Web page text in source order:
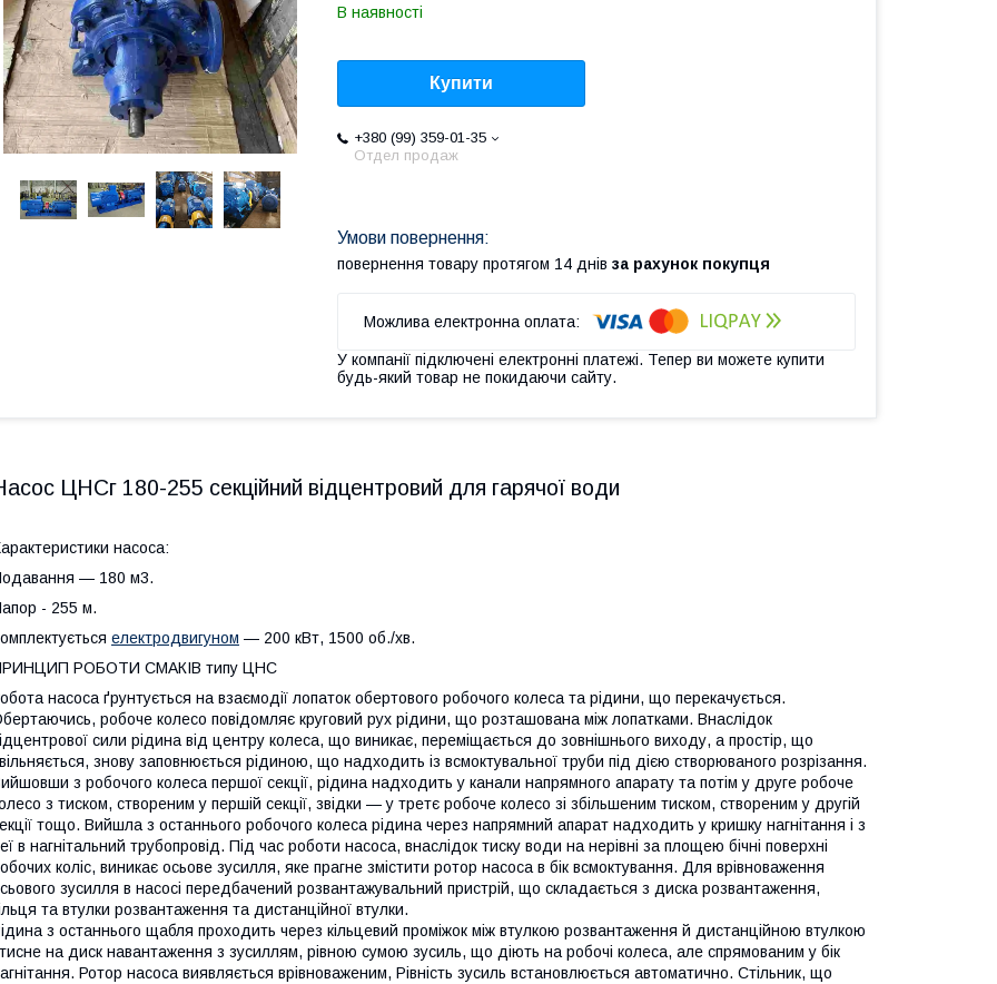
В наявності
Купити
+380 (99) 359-01-35
Отдел продаж
повернення товару протягом 14 днів за рахунок покупця
У компанії підключені електронні платежі. Тепер ви можете купити
будь-який товар не покидаючи сайту.
ЦНСг 180-255 секційний відцентровий для гарячої води
насоса:
— 180 м3.
- 255 м.
електродвигуном — 200 кВт, 1500 об./хв.
РОБОТИ СМАКІВ типу ЦНС
насоса ґрунтується на взаємодії лопаток обертового робочого колеса та рідини, що перекачується.
робоче колесо повідомляє круговий рух рідини, що розташована між лопатками. Внаслідок
сили рідина від центру колеса, що виникає, переміщається до зовнішнього виходу, а простір, що
знову заповнюється рідиною, що надходить із всмоктувальної труби під дією створюваного розрізання.
з робочого колеса першої секції, рідина надходить у канали напрямного апарату та потім у друге робоче
з тиском, створеним у першій секції, звідки — у третє робоче колесо зі збільшеним тиском, створеним у другій
тощо. Вийшла з останнього робочого колеса рідина через напрямний апарат надходить у кришку нагнітання і з
в нагнітальний трубопровід. Під час роботи насоса, внаслідок тиску води на нерівні за площею бічні поверхні
коліс, виникає осьове зусилля, яке прагне змістити ротор насоса в бік всмоктування. Для врівноваження
зусилля в насосі передбачений розвантажувальний пристрій, що складається з диска розвантаження,
та втулки розвантаження та дистанційної втулки.
з останнього щабля проходить через кільцевий проміжок між втулкою розвантаження й дистанційною втулкою
тисне на диск навантаження з зусиллям, рівною сумою зусиль, що діють на робочі колеса, але спрямованим у бік
Ротор насоса виявляється врівноваженим, Рівність зусиль встановлюється автоматично. Стільник, що